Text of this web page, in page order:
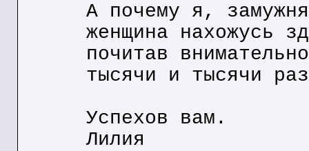
А почему я,
женщина нахожусь
почитав
тысячи и тысячи
Успехов вам.
Лилия